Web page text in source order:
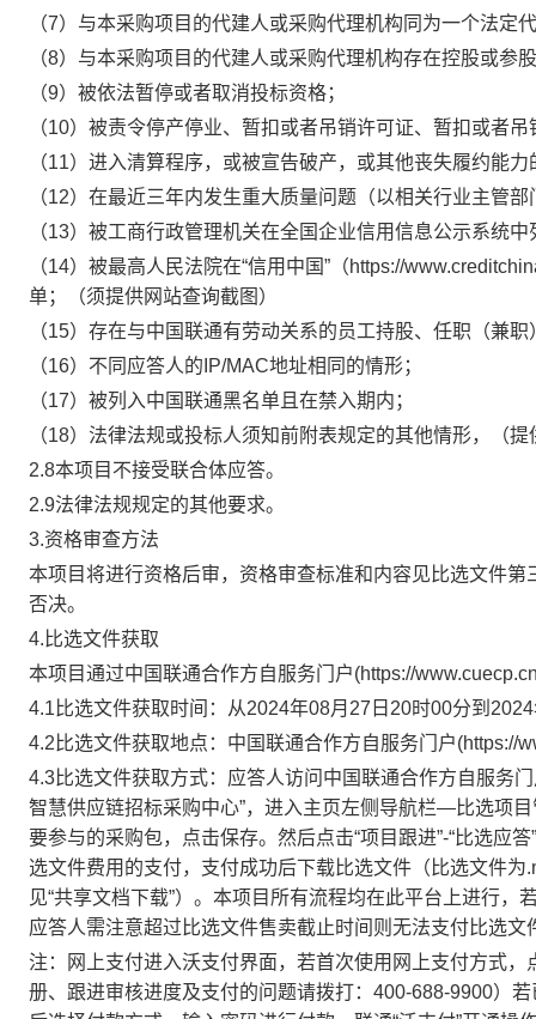
（7）与本采购项目的代建人或采购代理机构同为一个法定
（8）与本采购项目的代建人或采购代理机构存在控股或参
（9）被依法暂停或者取消投标资格；
（10）被责令停产停业、暂扣或者吊销许可证、暂扣或者吊
（11）进入清算程序，或被宣告破产，或其他丧失履约能力
（12）在最近三年内发生重大质量问题（以相关行业主管
（13）被工商行政管理机关在全国企业信用信息公示系统
（14）被最高人民法院在“信用中国”（https://
单；（须提供网站查询截图）
（15）存在与中国联通有劳动关系的员工持股、任职（兼职
（16）不同应答人的IP/MAC地址相同的情形；
（17）被列入中国联通黑名单且在禁入期内；
（18）法律法规或投标人须知前附表规定的其他情形，（
2.8本项目不接受联合体应答。
2.9法律法规规定的其他要求。
3.资格审查方法
本项目将进行资格后审，资格审查标准和内容见比选文件
否决。
4.比选文件获取
本项目通过中国联通合作方自服务门户(https://
4.1比选文件获取时间：
从2024年08月27日20时00分到
4.2比选文件获取地点： 中国联通合作方自服务门户(https://
4.3比选文件获取方式： 应答人访问中国联通合作方自服务
智慧供应链招标采购中心”，进入主页左侧导航栏—比选项
要参与的采购包，点击保存。然后点击“项目跟进”-“比选应
选文件费用的支付，支付成功后下载比选文件（比选文件
见“共享文档下载”）。本项目所有流程均在此平台上进行，
应答人需注意超过比选文件售卖截止时间则无法支付比选
注：网上支付进入沃支付界面，若首次使用网上支付方式
册、跟进审核进度及支付的问题请拨打：400-688-9900）